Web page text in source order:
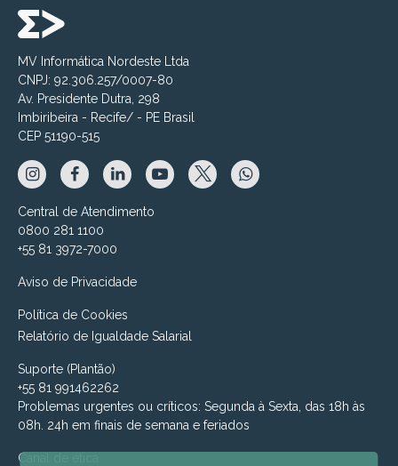
MV Informática Nordeste Ltda
CNPJ: 92.306.257/0007-80
Av. Presidente Dutra, 298
Imbiribeira - Recife/ - PE Brasil
CEP 51190-515
Central de Atendimento
0800 281 1100
+55 81 3972-7000
Aviso de Privacidade
Política de Cookies
Relatório de Igualdade Salarial
Suporte (Plantão)
+55 81 991462262
Problemas urgentes ou críticos: Segunda à Sexta, das 18h às
08h. 24h em finais de semana e feriados
Canal de ética